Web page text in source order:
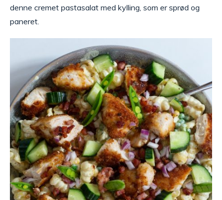
denne cremet pastasalat med kylling, som er sprød og
paneret.